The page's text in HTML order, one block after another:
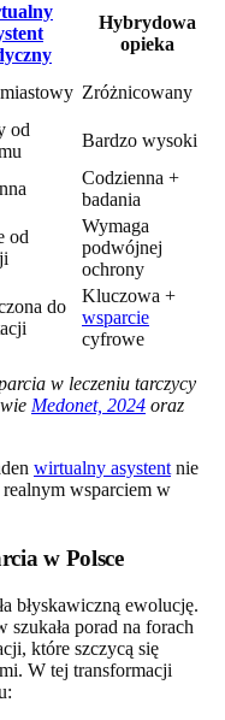
Hybrydowa
opieka
Zróżnicowany
od
Bardzo wysoki
Codzienna +
badania
od
Wymaga
podwójnej
ochrony
do
Kluczowa +
wsparcie
cyfrowe
w leczeniu tarczycy
Medonet, 2024 oraz
wirtualny asystent nie
realnym wsparciem w
w Polsce
błyskawiczną ewolucję.
szukała porad na forach
które szczycą się
W tej transformacji